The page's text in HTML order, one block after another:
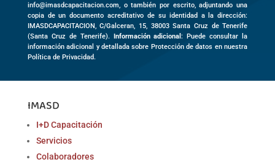
info@imasdcapacitacion.com, o también por escrito, adjuntando una
copia de un documento acreditativo de su identidad a la dirección:
IMASDCAPACITACION,C/Galceran, 15, 38003Santa Cruz de Tenerife
(Santa Cruz de Tenerife).Información adicional: Puede consultar la
información adicional y detallada sobre Protección de datos en nuestra
Política de Privacidad.
IMASD
I+D Capacitación
Servicios
Colaboradores